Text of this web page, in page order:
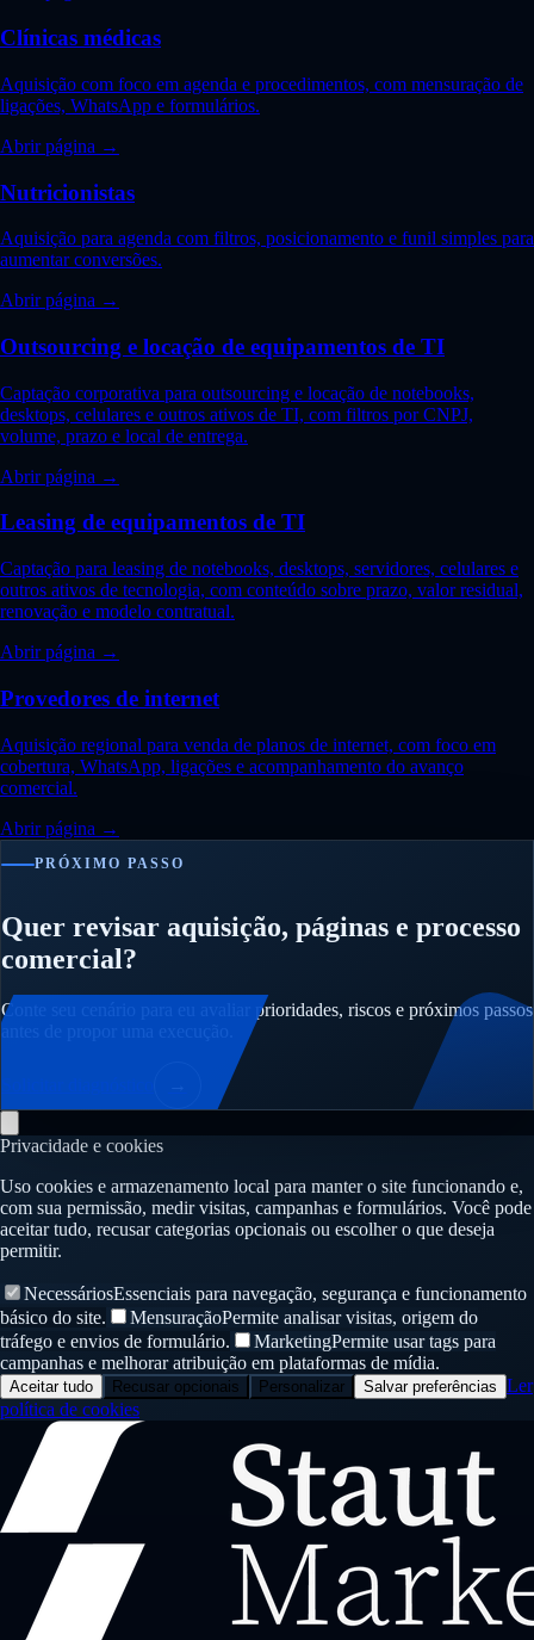
Clínicas médicas
Aquisição com foco em agenda e procedimentos, com mensuração de
ligações, WhatsApp e formulários.
Abrir página →
Nutricionistas
Aquisição para agenda com filtros, posicionamento e funil simples para
aumentar conversões.
Abrir página →
Outsourcing e locação de equipamentos de TI
Captação corporativa para outsourcing e locação de notebooks,
desktops, celulares e outros ativos de TI, com filtros por CNPJ,
volume, prazo e local de entrega.
Abrir página →
Leasing de equipamentos de TI
Captação para leasing de notebooks, desktops, servidores, celulares e
outros ativos de tecnologia, com conteúdo sobre prazo, valor residual,
renovação e modelo contratual.
Abrir página →
Provedores de internet
Aquisição regional para venda de planos de internet, com foco em
cobertura, WhatsApp, ligações e acompanhamento do avanço
comercial.
Abrir página →
PRÓXIMO PASSO
Quer revisar aquisição, páginas e processo
comercial?
Conte seu cenário para eu avaliar prioridades, riscos e próximos passos
Privacidade e cookies
Uso cookies e armazenamento local para manter o site funcionando e,
com sua permissão, medir visitas, campanhas e formulários. Você pode
aceitar tudo, recusar categorias opcionais ou escolher o que deseja
permitir.
NecessáriosEssenciais para navegação, segurança e funcionamento
básico do site.
MensuraçãoPermite analisar visitas, origem do
tráfego e envios de formulário.
MarketingPermite usar tags para
campanhas e melhorar atribuição em plataformas de mídia.
Aceitar tudo Recusar opcionais Personalizar Salvar preferências Ler
política de cookies